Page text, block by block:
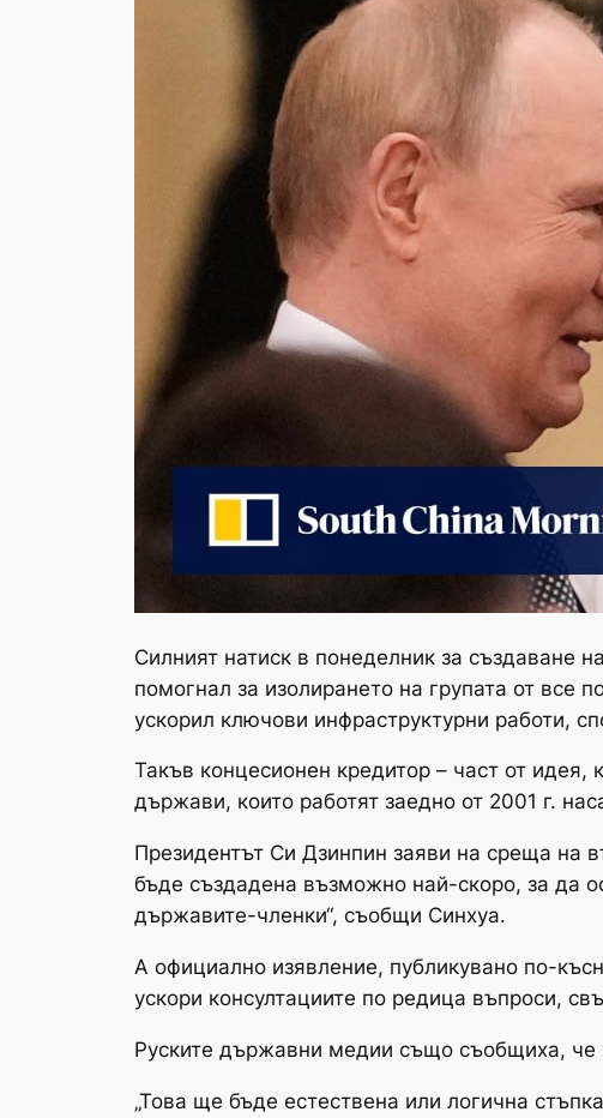
Силният натиск в понеделник за създаване
помогнал за изолирането на групата от все
ускорил ключови инфраструктурни работи,
Такъв концесионен кредитор – част от
държави, които работят заедно от 2001 г.
Президентът Си Дзинпин заяви на среща на
бъде създадена възможно най-скоро, за да
държавите-членки“, съобщи Синхуа.
А официално изявление, публикувано по-
ускори консултациите по редица въпроси,
Руските държавни медии също съобщиха, че
„Това ще бъде естествена или логична